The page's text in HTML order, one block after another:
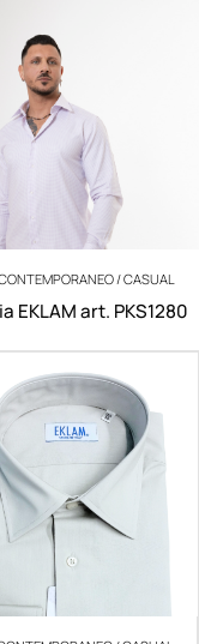
/ CASUAL
EKLAM art. PKS1280